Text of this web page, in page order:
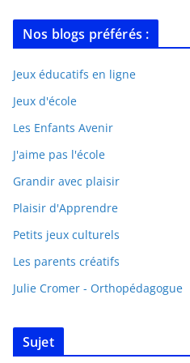
Nos blogs préférés :
Jeux éducatifs en ligne
Jeux d'école
Les Enfants Avenir
J'aime pas l'école
Grandir avec plaisir
Plaisir d'Apprendre
Petits jeux culturels
Les parents créatifs
Julie Cromer - Orthopédagogue
Sujet